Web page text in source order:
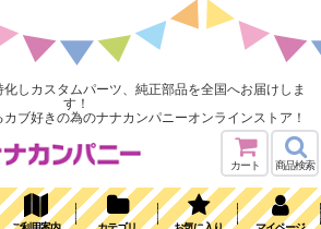
しカスタムパーツ、純正部品を全国へお届けしま
す！
ブ好きの為のナナカンパニーオンラインストア！
カート 商品検索